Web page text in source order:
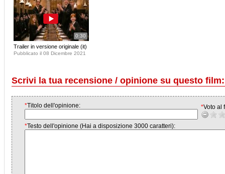
0:30
Trailer in versione originale (it)
Pubblicato il 08 Dicembre 2021
Scrivi la tua recensione / opinione su questo
*Titolo dell'opinione: *Voto al
*Testo dell'opinione (Hai a disposizione 3000 caratteri):